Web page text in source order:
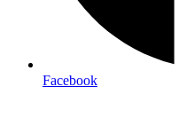
Facebook